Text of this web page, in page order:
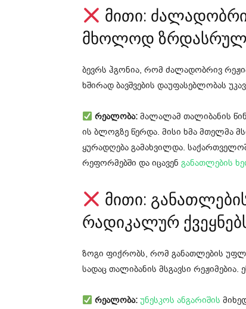
მითი:
მხოლოდ
ბევრს ჰგონია, რომ ძალადობრივ
ხშირად ბავშვების დაუფასებლობას
რეალობა: მალალამ თალიბანის
ის ბლოგზე წერდა. მისი ხმა მთელმა
ყურადღება გამახვილდა.
რეფორმებში და იცავენ განათლების
მითი:
რადიკალურ
ზოგი ფიქრობს, რომ განათლების
სადაც თალიბანის მსგავსი რეჟიმებია.
რეალობა: უნესკოს ანგარიშის